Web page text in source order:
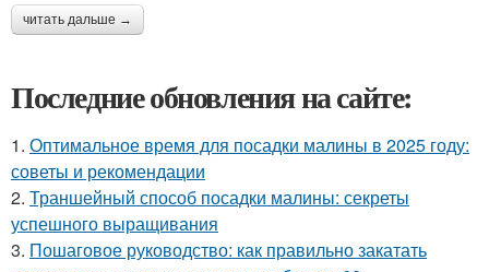
читать дальше →
Последние обновления на сайте:
1. Оптимальное время для посадки малины в 2025 году:
советы и рекомендации
2. Траншейный способ посадки малины: секреты
успешного выращивания
3. Пошаговое руководство: как правильно закатать